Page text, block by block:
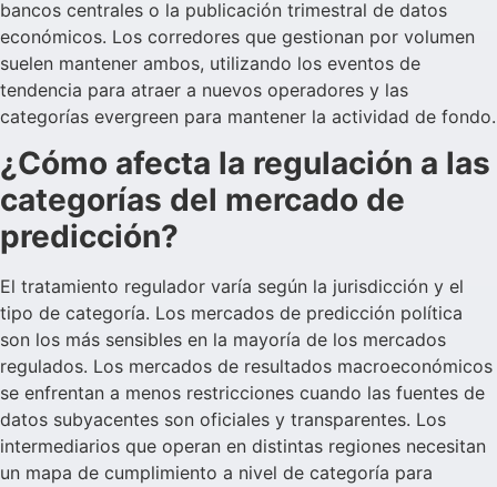
bancos centrales o la publicación trimestral de datos
económicos. Los corredores que gestionan por volumen
suelen mantener ambos, utilizando los eventos de
tendencia para atraer a nuevos operadores y las
categorías evergreen para mantener la actividad de fondo.
¿Cómo afecta la regulación a las
categorías del mercado de
predicción?
El tratamiento regulador varía según la jurisdicción y el
tipo de categoría. Los mercados de predicción política
son los más sensibles en la mayoría de los mercados
regulados. Los mercados de resultados macroeconómicos
se enfrentan a menos restricciones cuando las fuentes de
datos subyacentes son oficiales y transparentes. Los
intermediarios que operan en distintas regiones necesitan
un mapa de cumplimiento a nivel de categoría para